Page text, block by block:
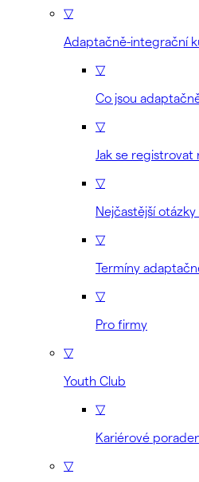
▽
Adaptačně-integrační
▽
Co jsou
▽
Jak se
▽
Nejčastější
▽
Termíny
▽
Pro firmy
▽
Youth Club
▽
Kariérové
▽